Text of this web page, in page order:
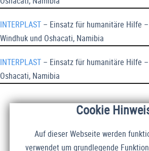
INTERPLAST – Einsatz für humanitäre Hilfe
Windhuk und Oshacati, Namibia
INTERPLAST – Einsatz für humanitäre Hilfe
Oshacati, Namibia
Cookie
Auf dieser Webseite werden
verwendet um grundlegende